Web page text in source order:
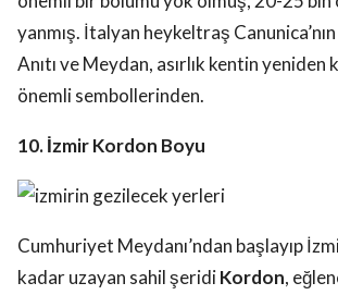
yanmış. İtalyan heykeltraş
Anıtı ve Meydan, asırlık kentin yeniden
önemli sembollerinden.
10. İzmir Kordon Boyu
Cumhuriyet Meydanı’ndan başlayıp
kadar uzayan sahil şeridiKordon,